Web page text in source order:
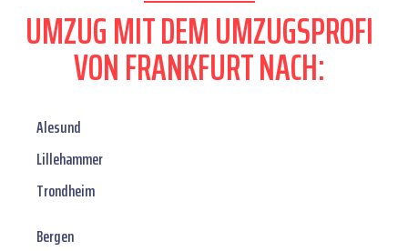
UMZUG MIT DEM UMZUGSPROFI
VON FRANKFURT NACH:
Alesund
Lillehammer
Trondheim
Bergen